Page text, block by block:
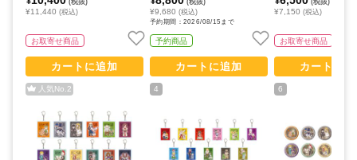
セット/13個入り】
¥11,440 (税込)
お取寄せ商品
カートに追加
人気No.2
セット／11個入り】
¥9,680 (税込)
予約期間：2026/08/15まで
予約商品
カートに追加
4
個入り】
¥7,150 (税込)
お取寄せ商品
カートに
6